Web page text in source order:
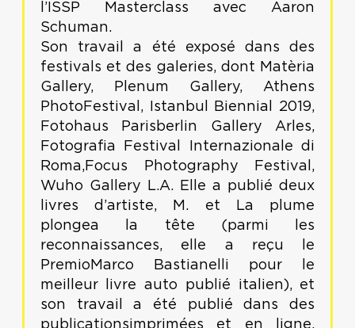
l’ISSP Masterclass avec Aaron
Schuman.
Son travail a été exposé dans des
festivals et des galeries, dont Matèria
Gallery, Plenum Gallery, Athens
PhotoFestival, Istanbul Biennial 2019,
Fotohaus Parisberlin Gallery Arles,
Fotografia Festival Internazionale di
Roma,Focus Photography Festival,
Wuho Gallery L.A. Elle a publié deux
livres d’artiste, M. et La plume
plongea la tête (parmi les
reconnaissances, elle a reçu le
PremioMarco Bastianelli pour le
meilleur livre auto publié italien), et
son travail a été publié dans des
publicationsimprimées et en ligne,